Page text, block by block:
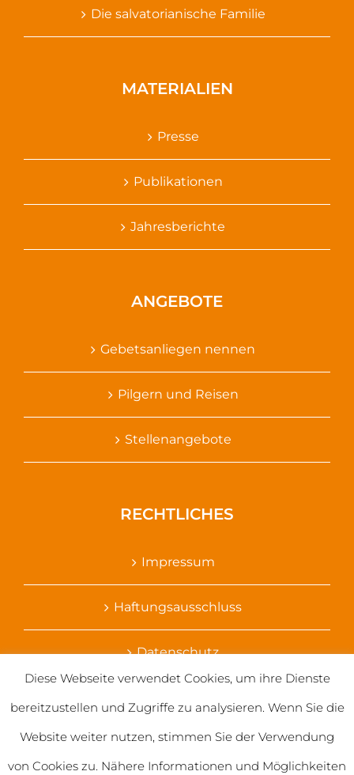
Die salvatorianische Familie
MATERIALIEN
Presse
Publikationen
Jahresberichte
ANGEBOTE
Gebetsanliegen nennen
Pilgern und Reisen
Stellenangebote
RECHTLICHES
Impressum
Haftungsausschluss
Datenschutz
Diese Webseite verwendet Cookies, um ihre Dienste
bereitzustellen und Zugriffe zu analysieren. Wenn Sie die
Website weiter nutzen, stimmen Sie der Verwendung
von Cookies zu. Nähere Informationen und Möglichkeiten